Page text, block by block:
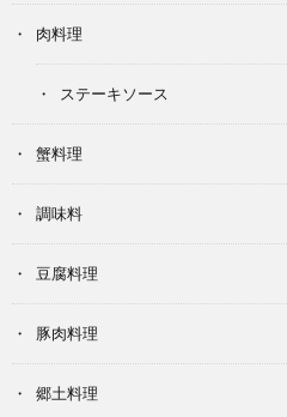
肉料理
ステーキソース
蟹料理
調味料
豆腐料理
豚肉料理
郷土料理